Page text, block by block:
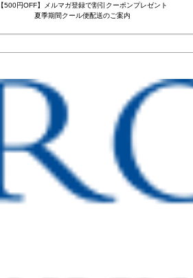
【500円OFF】メルマガ登録で割引クーポンプレゼント
夏季期間クール便配送のご案内